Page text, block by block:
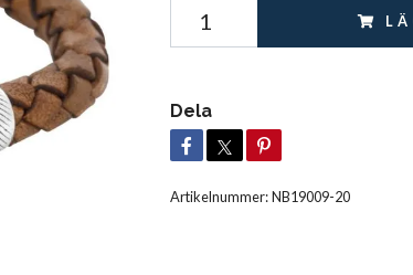
Dela
Artikelnummer:NB19009-20